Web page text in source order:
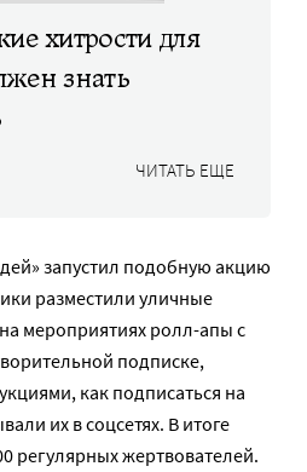
хитрости для
знать
ЧИТАТЬ ЕЩЕ
запустил подобную акцию
разместили уличные
мероприятиях ролл-апы с
подписке,
как подписаться на
их в соцсетях. В итоге
регулярных жертвователей.